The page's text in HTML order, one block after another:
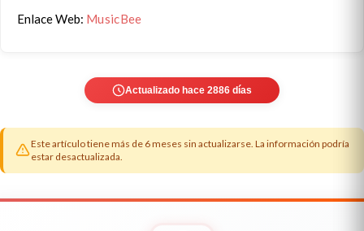
Enlace Web: MusicBee
Actualizado hace 2886 días
Este artículo tiene más de 6 meses sin actualizarse. La información podría
estar desactualizada.